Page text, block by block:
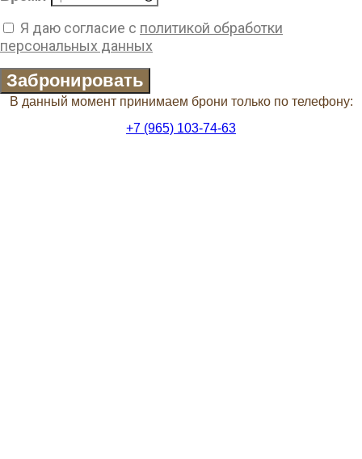
Я даю согласие с политикой обработки
персональных данных
Забронировать
В данный момент принимаем брони только по телефону:
+7 (965) 103-74-63